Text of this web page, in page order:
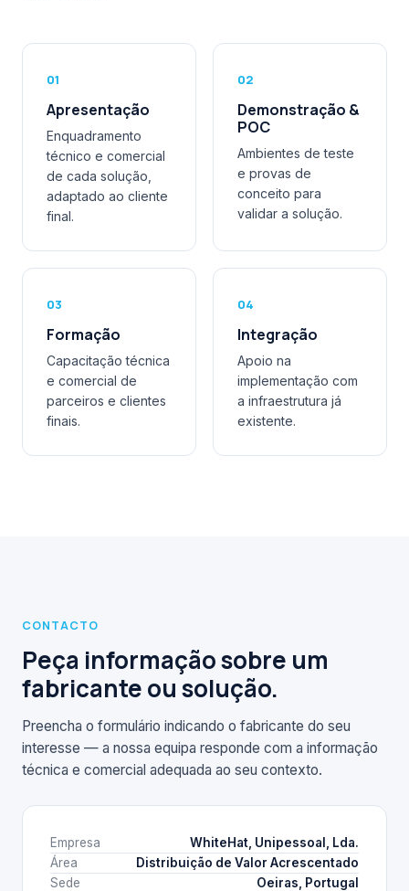
01
Apresentação
Enquadramento
técnico e comercial
de cada solução,
adaptado ao cliente
final.
02
Demonstração &
POC
Ambientes de teste
e provas de
conceito para
validar a solução.
03
Formação
Capacitação técnica
e comercial de
parceiros e clientes
finais.
04
Integração
Apoio na
implementação com
a infraestrutura já
existente.
CONTACTO
Peça informação sobre um
fabricante ou solução.
Preencha o formulário indicando o fabricante do seu
interesse — a nossa equipa responde com a informação
técnica e comercial adequada ao seu contexto.
Empresa
WhiteHat, Unipessoal, Lda.
Área
Distribuição de Valor Acrescentado
Sede
Oeiras, Portugal